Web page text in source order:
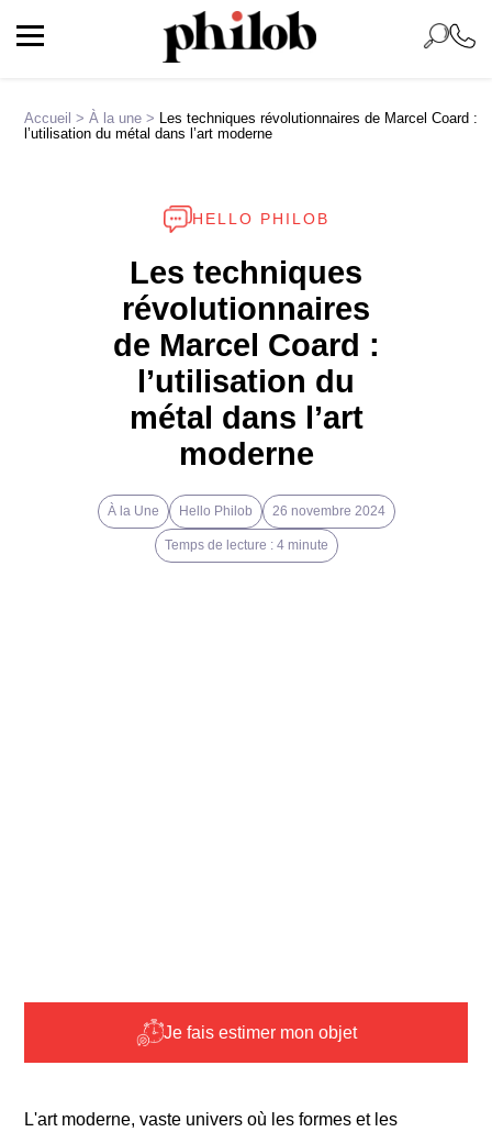
Accueil >À la une >
Les techniques révolutionnaires de Marcel Coard :
l’utilisation du métal dans l’art moderne
HELLO PHILOB
Les techniques
révolutionnaires
de Marcel Coard :
l’utilisation du
métal dans l’art
moderne
À la Une Hello Philob 26 novembre 2024
Temps de lecture : 4 minute
Je fais estimer mon objet
L'art moderne, vaste univers où les formes et les